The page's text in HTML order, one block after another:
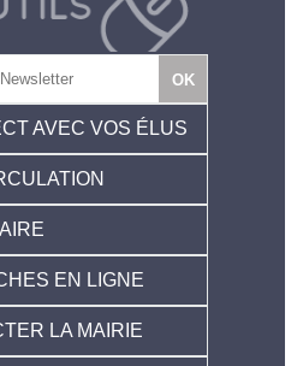
AVEC VOS ÉLUS
EN LIGNE
LA MAIRIE